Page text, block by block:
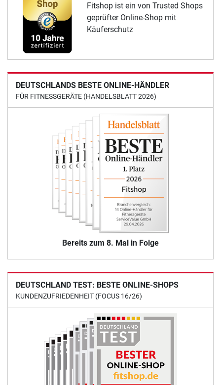
Fitshop ist ein von Trusted Shops
geprüfter Online-Shop mit
Käuferschutz
DEUTSCHLANDS BESTE ONLINE-HÄNDLER
FÜR FITNESSGERÄTE (HANDELSBLATT 2026)
Bereits zum 8. Mal in Folge
DEUTSCHLAND TEST: BESTE ONLINE-SHOPS
KUNDENZUFRIEDENHEIT (FOCUS 16/26)